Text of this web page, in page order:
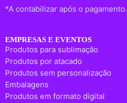
*A contabilizar após o pagamento.
EMPRESAS E EVENTOS
Produtos para sublimação
Produtos por atacado
Produtos sem personalização
Embalagens
Produtos em formato digital